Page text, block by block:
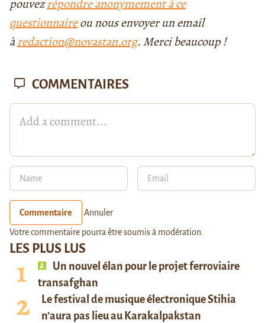
pouvezrépondre anonymement à ce
questionnaireou nous envoyer un email
àredaction@novastan.org. Merci beaucoup !
LES PLUS LUS
Un nouvel élan pour le projet ferroviaire
transafghan
Le festival de musique électronique Stihia
n’aura pas lieu au Karakalpakstan
COMMENTAIRES
Commentaire Annuler
Votre commentaire pourra être soumis à modération.